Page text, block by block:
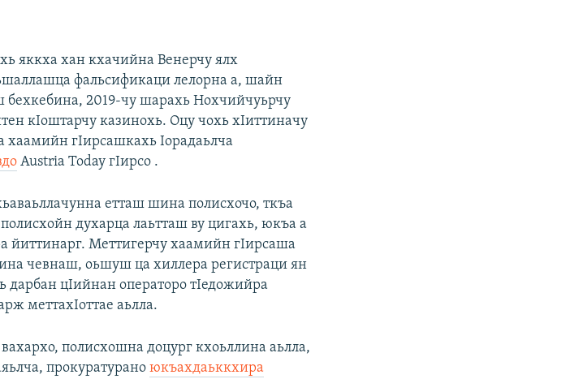
яккха хан кхачийна Венерчу ялх
фальсификаци лелорна а, шайн
бехкебина, 2019-чу шарахь Нохчийчуьрчу
кIоштарчу казинохь. Оцу чохь хIиттиначу
хаамийн гIирсашкахь Iорадаьлча
Austria Today гIирсо .
етташ шина полисхочо, ткъа
духарца лаьтташ ву цигахь, юкъа а
йиттинарг. Меттигерчу хаамийн гIирсаша
чевнаш, оьшуш ца хиллера регистраци ян
дарбан цIийнан операторо тIедожийра
меттахIоттае аьлла.
полисхошна доцург кхоьллина аьлла,
прокуратураноюкъахдаьккхира